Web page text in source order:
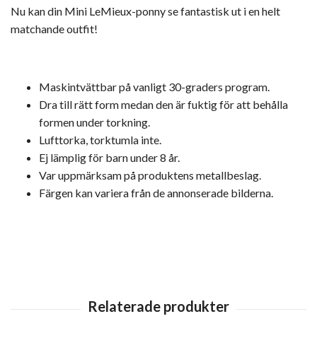
Nu kan din Mini LeMieux-ponny se fantastisk ut i en helt
matchande outfit!
Maskintvättbar på vanligt 30-graders program.
Dra till rätt form medan den är fuktig för att behålla
formen under torkning.
Lufttorka, torktumla inte.
Ej lämplig för barn under 8 år.
Var uppmärksam på produktens metallbeslag.
Färgen kan variera från de annonserade bilderna.